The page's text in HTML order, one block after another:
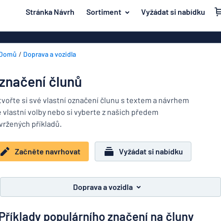
hlavní obsah
Stránka Návrh Sortiment Vyžádat si nabídku
Dvěře a poštovní schránka
Dum a domácnost
Doprava a vozidla
Jmenovky
Značení o domácích zvířatech
Dětské značení
Hliníkové
Dekorační
Vinylové
Transparenty
Materiál
Dvěře
poštovní
schránka
Dum
a
Zpět na
navrhovat
Doprava a vozidla
člunů
si své vlastní označení člunu s textem a návrhem
vlastní volby nebo si vyberte z našich předem
příkladů.
Začněte navrhovat Vyžádat si nabídku
Doprava a vozidla
populárního značení na čluny